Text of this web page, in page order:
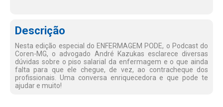
Descrição
Nesta edição especial do ENFERMAGEM PODE, o Podcast do
Coren-MG, o advogado André Kazukas esclarece diversas
dúvidas sobre o piso salarial da enfermagem e o que ainda
falta para que ele chegue, de vez, ao contracheque dos
profissionais. Uma conversa enriquecedora e que pode te
ajudar e muito!